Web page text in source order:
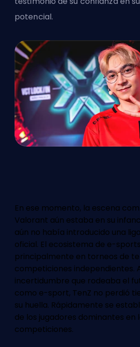
potencial.
En ese momento, la escena
Valorant aún estaba en su
aún no había introducido una
oficial. El ecosistema de e-
principalmente en torneos de
competiciones independientes.
incertidumbre que rodeaba el
como e-sport, TenZ no perdió
su huella. Rápidamente se
de los jugadores dominantes en
competiciones.